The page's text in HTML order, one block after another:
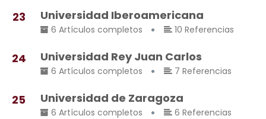
23 Universidad Iberoamericana
6 Artículos completos 10 Referencias
24 Universidad Rey Juan Carlos
6 Artículos completos 7 Referencias
25 Universidad de Zaragoza
6 Artículos completos 6 Referencias